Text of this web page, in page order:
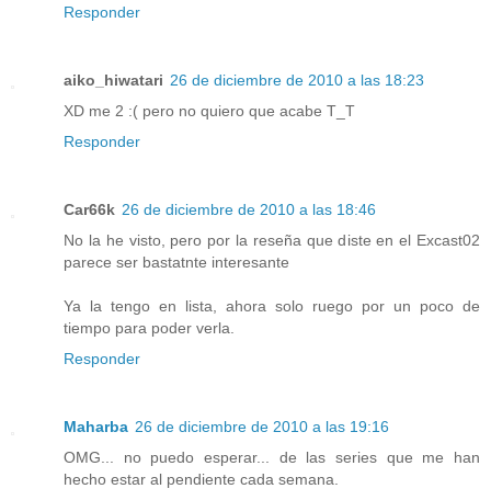
Responder
aiko_hiwatari 26 de diciembre de 2010 a las 18:23
XD me 2 :( pero no quiero que acabe T_T
Responder
Car66k 26 de diciembre de 2010 a las 18:46
No la he visto, pero por la reseña que diste en el Excast02
parece ser bastatnte interesante
Ya la tengo en lista, ahora solo ruego por un poco de
tiempo para poder verla.
Responder
Maharba 26 de diciembre de 2010 a las 19:16
OMG... no puedo esperar... de las series que me han
hecho estar al pendiente cada semana.